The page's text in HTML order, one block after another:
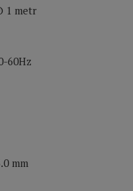
1 metr
60Hz
mm